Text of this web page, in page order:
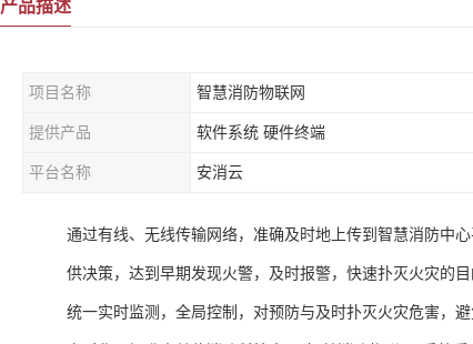
产品描述
项目名称 智慧消防物联网
提供产品 软件系统 硬件终端
平台名称 安消云
通过有线、无线传输网络，准确及时地上传到智慧消防中
供决策，达到早期发现火警，及时报警，快速扑灭火灾的
统一实时监测，全局控制，对预防与及时扑灭火灾危害，